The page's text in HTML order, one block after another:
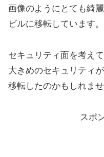
画像のようにとても綺
ビルに移転しています。
セキュリティ面を考えて
大きめのセキュリティ
移転したのかもしれませ
スポ